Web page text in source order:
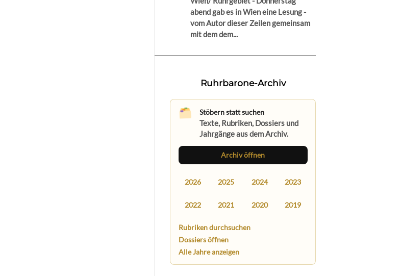
abend gab es in Wien eine Lesung -
vom Autor dieser Zeilen gemeinsam
mit dem dem...
Ruhrbarone-Archiv
Stöbern statt suchen
Texte, Rubriken, Dossiers und
Jahrgänge aus dem Archiv.
Archiv öffnen
2026 2025 2024 2023
2022 2021 2020 2019
Rubriken durchsuchen
Dossiers öffnen
Alle Jahre anzeigen